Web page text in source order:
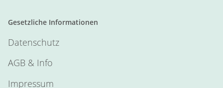
Gesetzliche Informationen
Datenschutz
AGB & Info
Impressum